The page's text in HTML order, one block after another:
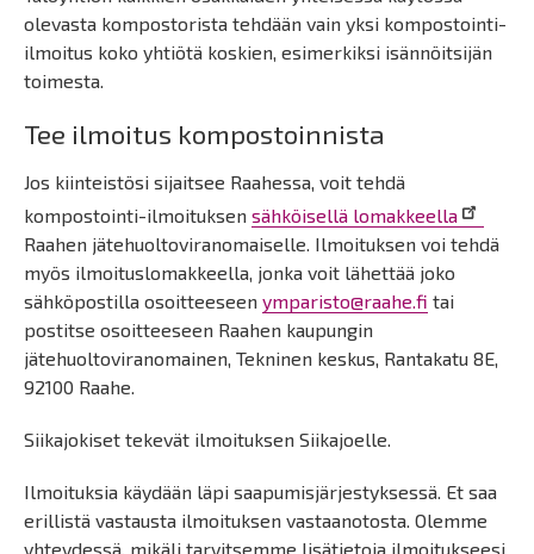
olevasta kompostorista tehdään vain yksi kompostointi-
ilmoitus koko yhtiötä koskien, esimerkiksi isännöitsijän
toimesta.
Tee ilmoitus kompostoinnista
Jos kiinteistösi sijaitsee Raahessa, voit tehdä
kompostointi-ilmoituksen sähköisellä lomakkeella
Raahen jätehuoltoviranomaiselle. Ilmoituksen voi tehdä
myös ilmoituslomakkeella, jonka voit lähettää joko
sähköpostilla osoitteeseen ymparisto@raahe.fi tai
postitse osoitteeseen Raahen kaupungin
jätehuoltoviranomainen, Tekninen keskus, Rantakatu 8E,
92100 Raahe.
Siikajokiset tekevät ilmoituksen Siikajoelle.
Ilmoituksia käydään läpi saapumisjärjestyksessä. Et saa
erillistä vastausta ilmoituksen vastaanotosta. Olemme
yhteydessä, mikäli tarvitsemme lisätietoja ilmoitukseesi